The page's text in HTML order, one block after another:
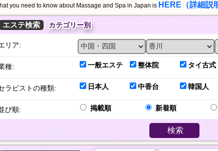
you need to know about Massage and Spa in Japan is HERE（詳細説
エステ検索 カテゴリー別
リア:
種: 一般エステ 整体院 タイ古式
ラピストの種類: 日本人 中香台 韓国人
び順: 掲載順 新着順
検索